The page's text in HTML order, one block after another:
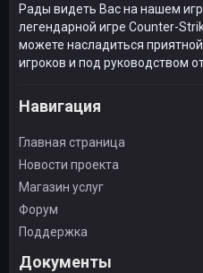
Рады видеть Вас на нашем
легендарной игре Counter-
можете насладиться
игроков и под руководством
Навигация
Главная страница
Новости проекта
Магазин услуг
Форум
Поддержка
Документы